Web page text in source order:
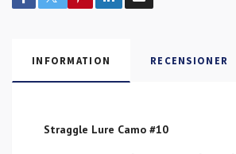
INFORMATION RECENSIONER
Straggle Lure Camo #10